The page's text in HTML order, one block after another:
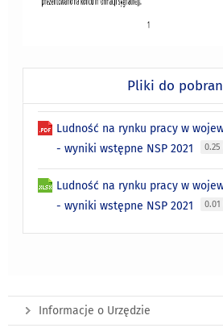
Pliki do
Ludność na rynku pracy w
- wyniki wstępne NSP 2021
0.25
Ludność na rynku pracy w
- wyniki wstępne NSP 2021
0.01
Informacje o Urzędzie